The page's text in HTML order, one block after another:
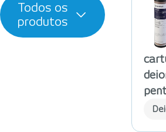
Todos os
produtos